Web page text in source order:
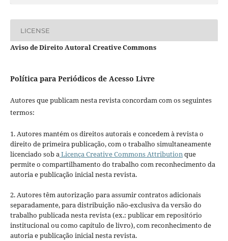
LICENSE
Aviso de Direito Autoral Creative Commons
Política para Periódicos de Acesso Livre
Autores que publicam nesta revista concordam com os seguintes
termos:
1. Autores mantém os direitos autorais e concedem à revista o
direito de primeira publicação, com o trabalho simultaneamente
licenciado sob aLicença Creative Commons Attributionque
permite o compartilhamento do trabalho com reconhecimento da
autoria e publicação inicial nesta revista.
2. Autores têm autorização para assumir contratos adicionais
separadamente, para distribuição não-exclusiva da versão do
trabalho publicada nesta revista (ex.: publicar em repositório
institucional ou como capítulo de livro), com reconhecimento de
autoria e publicação inicial nesta revista.